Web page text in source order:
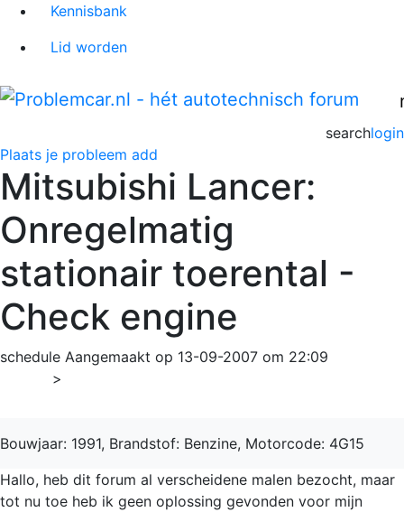
Kennisbank
Lid worden
login
search
Plaats je probleem add
Mitsubishi Lancer:
Onregelmatig
stationair toerental -
Check engine
schedule Aangemaakt op 13-09-2007 om 22:09
>
Bouwjaar: 1991, Brandstof: Benzine, Motorcode: 4G15
Hallo, heb dit forum al verscheidene malen bezocht, maar
tot nu toe heb ik geen oplossing gevonden voor mijn